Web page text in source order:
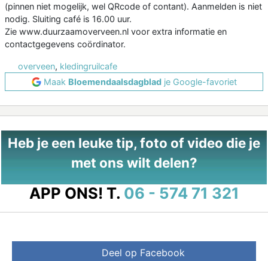
(pinnen niet mogelijk, wel QRcode of contant). Aanmelden is niet
nodig. Sluiting café is 16.00 uur.
Zie www.duurzaamoverveen.nl voor extra informatie en
contactgegevens coördinator.
overveen, kledingruilcafe
Maak Bloemendaalsdagbladje Google-favoriet
Heb je een leuke tip, foto of video die je
met ons wilt delen?
APP ONS! T. 06 - 574 71 321
Deel op Facebook